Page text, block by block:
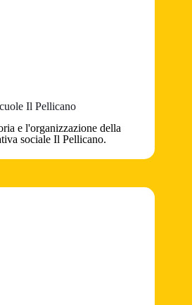
Il Pellicano
e l'organizzazione della
sociale Il Pellicano.